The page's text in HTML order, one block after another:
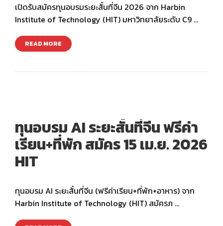
เปิดรับสมัครทุนอบรมระยะสั้นที่จีน 2026 จาก Harbin
Institute of Technology (HIT) มหาวิทยาลัยระดับ C9 …
READ MORE
ทุนอบรม AI ระยะสั้นที่จีน ฟรีค่า
เรียน+ที่พัก สมัคร 15 เม.ย. 2026
HIT
ทุนอบรม AI ระยะสั้นที่จีน (ฟรีค่าเรียน+ที่พัก+อาหาร) จาก
Harbin Institute of Technology (HIT) สมัครภ …